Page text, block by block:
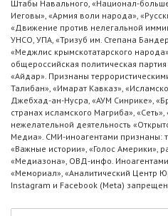
Штабы Навального, «Национал-
Иеговы», «Армия воли народа»,
«Движение против нелегальной
УНСО, УПА, «Тризуб им. Степана
«Меджлис крымскотатарского
общероссийская политическая
«Айдар». Признаны
Талибан», «Имарат Кавказ»,
Джебхад-ан-Нусра, «АУМ Синрике»,
странах исламского Магриба»,
нежелательной деятельность
Медиа». СМИ-иноагентами признаны:
«Важные истории», «Голос Америки»,
«Медиазона», ОВД-инфо.
«Мемориал», «Аналитический Центр
Instagram и Facebook (Metа)